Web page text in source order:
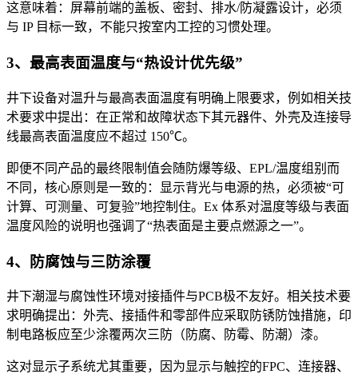
这意味着：屏幕前端的盖板、密封、排水/防凝露设计，必须
与 IP 目标一致，不能只按室内工控的习惯处理。
3、最高表面温度与“热设计优先级”
井下设备对温升与最高表面温度有明确上限要求，例如相关技
术要求中提出：在正常和故障状态下其元器件、外壳及连接导
线最高表面温度应不超过 150℃。
即便不同产品的最终限制值会随防爆等级、EPL/温度组别而
不同，核心原则是一致的：显示背光与电源的热，必须被“可
计算、可测量、可复验”地控制住。Ex 体系对温度等级与表面
温度风险的说明也强调了“热表面是主要点燃源之一”。
4、防腐蚀与三防涂覆
井下潮湿与腐蚀性环境对接插件与PCB极不友好。相关技术要
求明确提出：外壳、接插件和零部件应采取防锈防蚀措施，印
制电路板应至少涂覆两次三防（防腐、防霉、防潮）漆。
这对显示子系统尤其重要，因为显示与触控的FPC、连接器、